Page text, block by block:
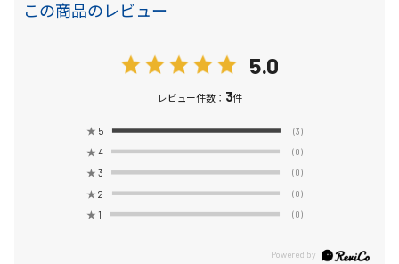
この商品のレビュー
5.0
レビュー件数： 3件
★ 5 (3)
★ 4 (0)
★ 3 (0)
★ 2 (0)
★ 1 (0)